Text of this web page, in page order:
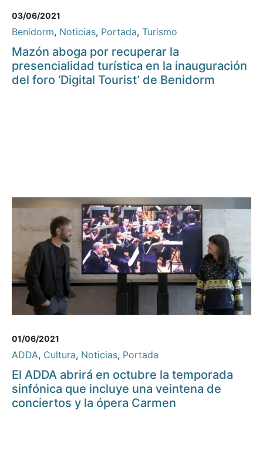
03/06/2021
Benidorm, Noticias, Portada, Turismo
Mazón aboga por recuperar la
presencialidad turística en la inauguración
del foro ‘Digital Tourist’ de Benidorm
01/06/2021
ADDA, Cultura, Noticias, Portada
El ADDA abrirá en octubre la temporada
sinfónica que incluye una veintena de
conciertos y la ópera Carmen